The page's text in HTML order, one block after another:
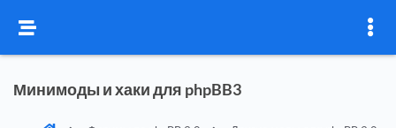
Минимоды и хаки для phpBB3